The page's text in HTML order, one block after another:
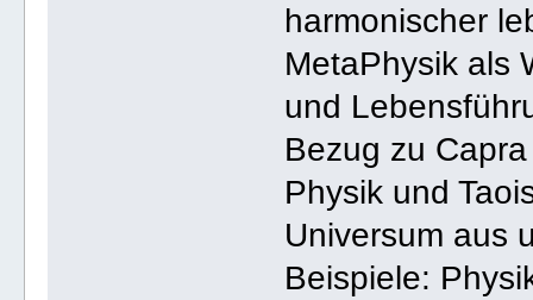
harmonischer
MetaPhysik als
und
Bezug zu Capra
Physik und
Universum aus
Beispiele: